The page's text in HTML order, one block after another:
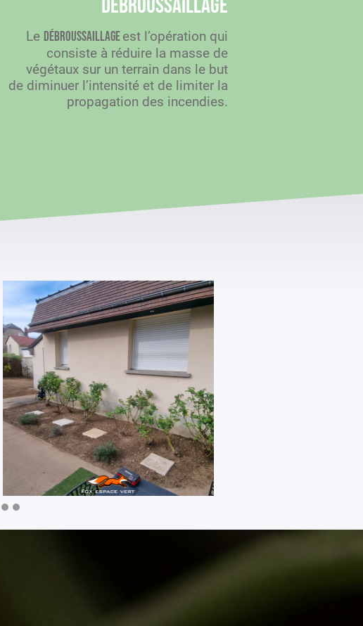
Le débroussaillageest l’opération qui
consiste à réduire la masse de
végétaux sur un terrain dans le but
de diminuer l’intensité et de limiter la
propagation des incendies.
Débroussaillage